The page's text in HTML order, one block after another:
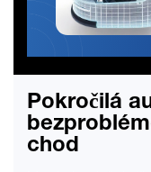
Pokročilá
chod